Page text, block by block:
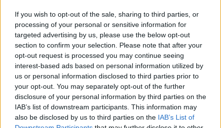
If you wish to opt-out of the sale, sharing to third parties, or
processing of your personal or sensitive information for
targeted advertising by us, please use the below opt-out
section to confirm your selection. Please note that after your
opt-out request is processed you may continue seeing
interest-based ads based on personal information utilized by
us or personal information disclosed to third parties prior to
your opt-out. You may separately opt-out of the further
disclosure of your personal information by third parties on the
IAB’s list of downstream participants. This information may
also be disclosed by us to third parties on the IAB’s List of
την πρώτη εβδομάδα του Μαΐου – πιο νωρίς από
ποτέ, αφού παραδοσιακά τα θερινά περίμεναν πάντα
τις αρχές Ιουνίου για να δοκιμαστούν στο dress code
που επέβαλε απαραίτητα μπουφανάκι ή ένα
κολεγιακό, συν μια μικρή ομπρέλα στην τσάντα για
παν ενδεχόμενο. Ταυτόχρονα, τα περισσότερα
χειμερινά σινεμά σταμάτησαν ήδη τις προβολές
τους, βάζοντας τέλος σε μια πολύ μέτρια προς το